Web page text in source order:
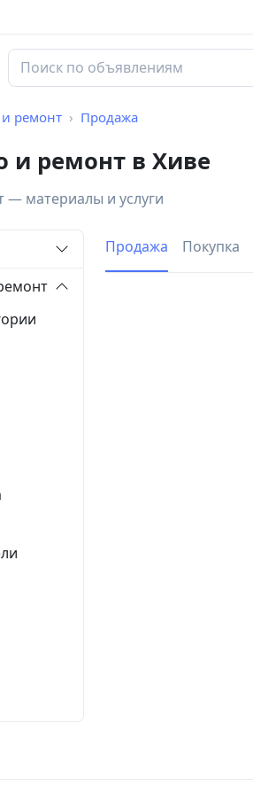
и ремонт Продажа
и ремонт в Хиве
— материалы и услуги
Продажа Покупка